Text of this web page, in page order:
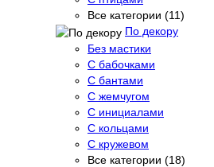
Все категории (11)
По декору
Без мастики
С бабочками
С бантами
С жемчугом
С инициалами
С кольцами
С кружевом
Все категории (18)